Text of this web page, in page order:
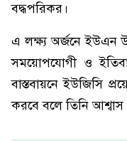
বদ্ধপরিকর।
এ লক্ষ্য অর্জনে ইউএন
সময়োপযোগী ও
বাস্তবায়নে ইউজিসি
করবে বলে তিনি আশ্বাস